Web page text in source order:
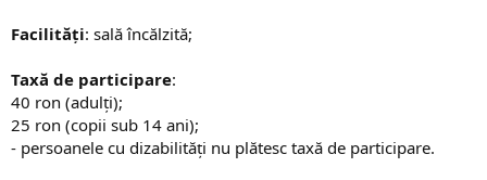
Facilități: sală încălzită;
Taxă de participare:
40 ron (adulți);
25 ron (copii sub 14 ani);
- persoanele cu dizabilități nu plătesc taxă de participare.